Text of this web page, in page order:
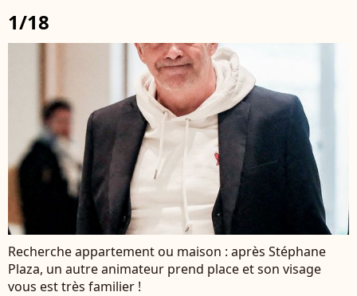
1/18
Recherche appartement ou maison : après Stéphane
Plaza, un autre animateur prend place et son visage
vous est très familier !